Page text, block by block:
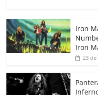
c
e
b
o
o
itt
er s
Iron
Iron
23